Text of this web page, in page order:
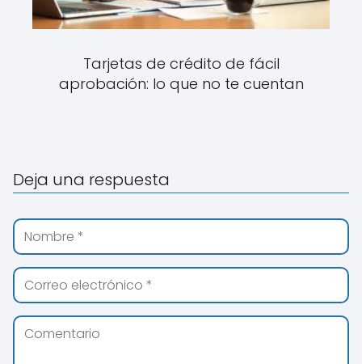
Tarjetas de crédito de fácil
aprobación: lo que no te cuentan
Deja una respuesta